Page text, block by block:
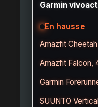
Garmin
En hausse
Amazfit
Amazfit
Garmin
SUUNTO